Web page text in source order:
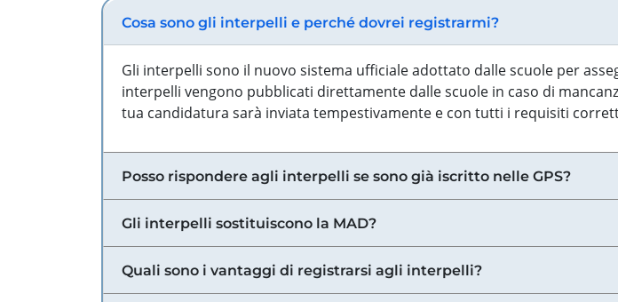
Cosa sono gli interpelli e perché dovrei registrarmi?
Gli interpelli sono il nuovo sistema ufficiale adottato dalle scuole per
interpelli vengono pubblicati direttamente dalle scuole in caso di
tua candidatura sarà inviata tempestivamente e con tutti i requisiti
Posso rispondere agli interpelli se sono già iscritto nelle GPS?
Gli interpelli sostituiscono la MAD?
Quali sono i vantaggi di registrarsi agli interpelli?